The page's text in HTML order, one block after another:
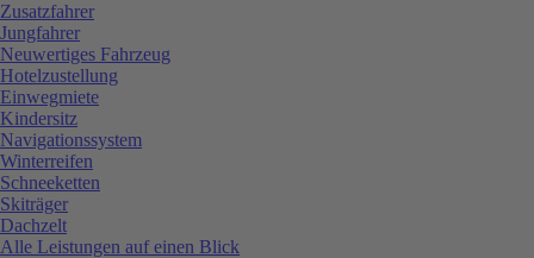
Zusatzfahrer
Jungfahrer
Neuwertiges Fahrzeug
Hotelzustellung
Einwegmiete
Kindersitz
Navigationssystem
Winterreifen
Schneeketten
Skiträger
Dachzelt
Alle Leistungen auf einen Blick